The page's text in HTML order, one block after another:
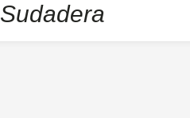
Sudadera